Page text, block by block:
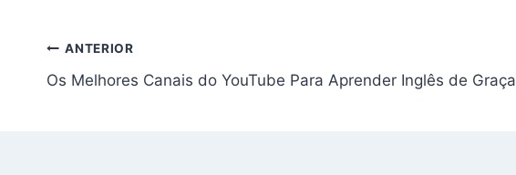
Navegação
de
ANTERIOR
Os Melhores Canais do YouTube Para Aprender Inglês de Graça